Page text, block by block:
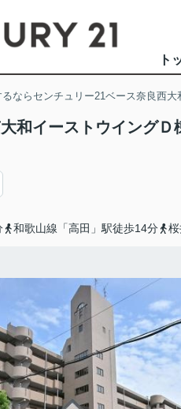
ト
ならセンチュリー21ベース奈良西大
和イーストウイングＤ
和歌山線「高田」駅徒歩14分